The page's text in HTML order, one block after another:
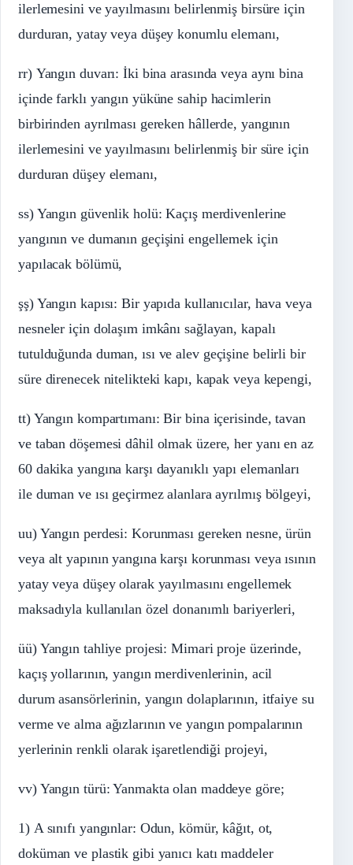
ilerlemesini ve yayılmasını belirlenmiş birsüre için
durduran, yatay veya düşey konumlu elemanı,
rr) Yangın duvarı: İki bina arasında veya aynı bina
içinde farklı yangın yüküne sahip hacimlerin
birbirinden ayrılması gereken hâllerde, yangının
ilerlemesini ve yayılmasını belirlenmiş bir süre için
durduran düşey elemanı,
ss) Yangın güvenlik holü: Kaçış merdivenlerine
yangının ve dumanın geçişini engellemek için
yapılacak bölümü,
şş) Yangın kapısı: Bir yapıda kullanıcılar, hava veya
nesneler için dolaşım imkânı sağlayan, kapalı
tutulduğunda duman, ısı ve alev geçişine belirli bir
süre direnecek nitelikteki kapı, kapak veya kepengi,
tt) Yangın kompartımanı: Bir bina içerisinde, tavan
ve taban döşemesi dâhil olmak üzere, her yanı en az
60 dakika yangına karşı dayanıklı yapı elemanları
ile duman ve ısı geçirmez alanlara ayrılmış bölgeyi,
uu) Yangın perdesi: Korunması gereken nesne, ürün
veya alt yapının yangına karşı korunması veya ısının
yatay veya düşey olarak yayılmasını engellemek
maksadıyla kullanılan özel donanımlı bariyerleri,
üü) Yangın tahliye projesi: Mimari proje üzerinde,
kaçış yollarının, yangın merdivenlerinin, acil
durum asansörlerinin, yangın dolaplarının, itfaiye su
verme ve alma ağızlarının ve yangın pompalarının
yerlerinin renkli olarak işaretlendiği projeyi,
vv) Yangın türü: Yanmakta olan maddeye göre;
1) A sınıfı yangınlar: Odun, kömür, kâğıt, ot,
doküman ve plastik gibi yanıcı katı maddeler